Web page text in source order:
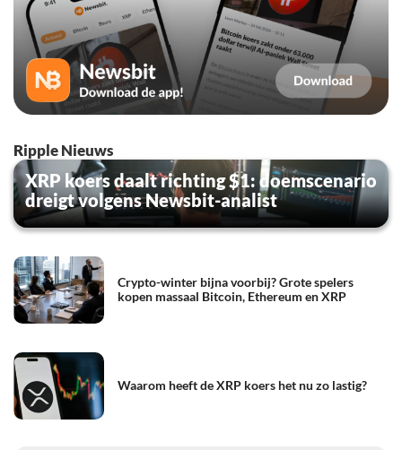
Ripple Nieuws
XRP koers daalt richting $1: doemscenario
dreigt volgens Newsbit-analist
Crypto-winter bijna voorbij? Grote spelers
kopen massaal Bitcoin, Ethereum en XRP
Waarom heeft de XRP koers het nu zo lastig?